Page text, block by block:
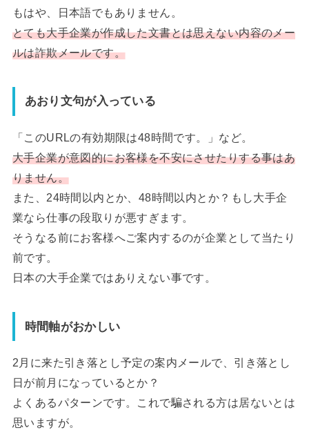
もはや、日本語でもありません。
とても大手企業が作成した文書とは思えない内容のメー
ルは詐欺メールです。
あおり文句が入っている
「このURLの有効期限は48時間です。」など。
大手企業が意図的にお客様を不安にさせたりする事はあ
りません。
また、24時間以内とか、48時間以内とか？もし大手企
業なら仕事の段取りが悪すぎます。
そうなる前にお客様へご案内するのが企業として当たり
前です。
日本の大手企業ではありえない事です。
時間軸がおかしい
2月に来た引き落とし予定の案内メールで、引き落とし
日が前月になっているとか？
よくあるパターンです。これで騙される方は居ないとは
思いますが。